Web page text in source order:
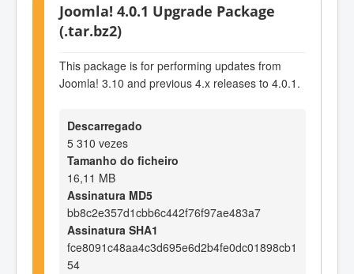
Joomla! 4.0.1 Upgrade Package
(.tar.bz2)
This package is for performing updates from
Joomla! 3.10 and previous 4.x releases to 4.0.1.
Descarregado
5 310 vezes
Tamanho do ficheiro
16,11 MB
Assinatura MD5
bb8c2e357d1cbb6c442f76f97ae483a7
Assinatura SHA1
fce8091c48aa4c3d695e6d2b4fe0dc01898cb1
54